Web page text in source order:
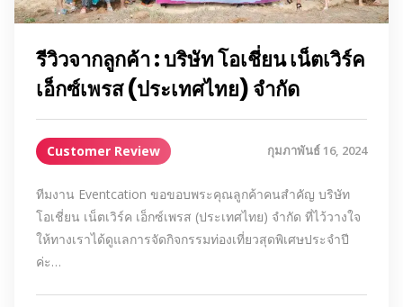
รีวิวจากลูกค้า : บริษัท โอเชี่ยน เน็ตเวิร์ค
เอ็กซ์เพรส (ประเทศไทย) จำกัด
Customer Review กุมภาพันธ์ 16, 2024
ทีมงาน Eventcation ขอขอบพระคุณลูกค้าคนสำคัญ บริษัท
โอเชี่ยน เน็ตเวิร์ค เอ็กซ์เพรส (ประเทศไทย) จำกัด ที่ไว้วางใจ
ให้ทางเราได้ดูแลการจัดกิจกรรมท่องเที่ยวสุดพิเศษประจำปี
ค่ะ…